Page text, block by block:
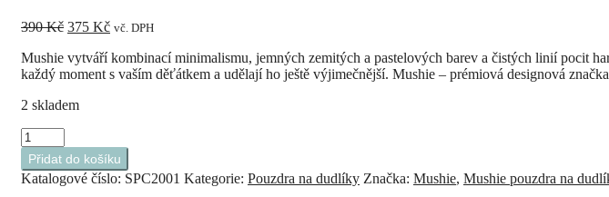
390Kč Původní
byla:
390 Kč.
375 KčAktuální
je:
375 Kč.
vč. DPH
Mushie vytváří kombinací minimalismu, jemných zemitých a pastelových barev a čistých linií pocit
každý moment s vaším děťátkem a udělají ho ještě výjimečnější. Mushie – prémiová designová
2 skladem
Mushie
pouzdro
na
dudlík
Přidat do košíku
Katalogové číslo: SPC2001 Kategorie: Pouzdra na dudlíky Značka: Mushie, Mushie pouzdra na